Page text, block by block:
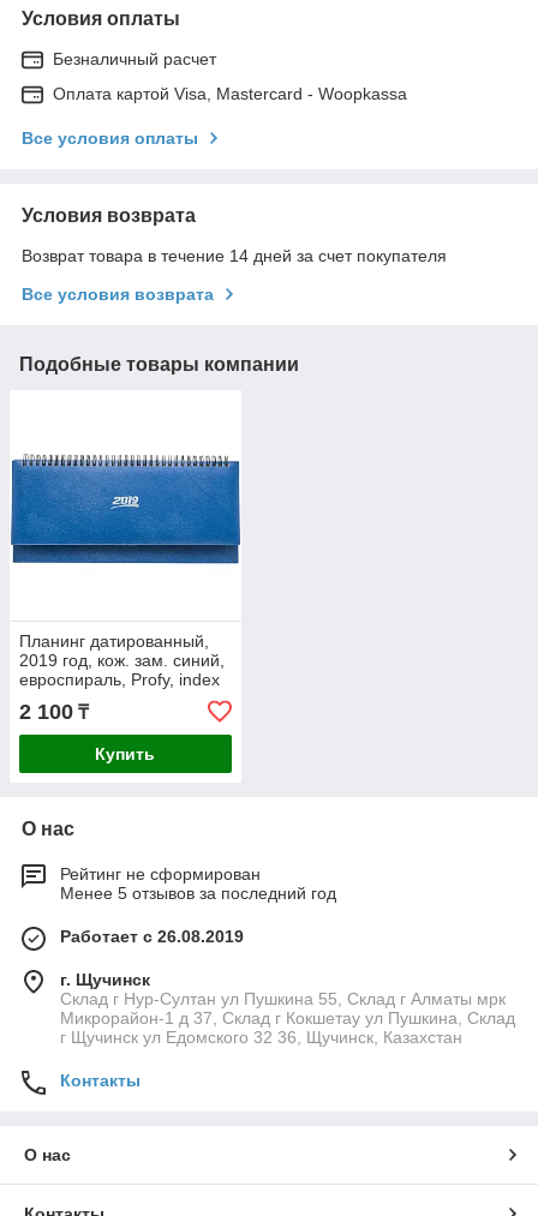
Условия оплаты
Безналичный расчет
Оплата картой Visa, Mastercard - Woopkassa
Все условия оплаты
Условия возврата
Возврат товара в течение 14 дней за счет покупателя
Все условия возврата
Подобные товары компании
Планинг датированный,
2019 год, кож. зам. синий,
евроспираль, Profy, index
2 100 ₸
Купить
О нас
Рейтинг не сформирован
Менее 5 отзывов за последний год
Работает с 26.08.2019
г. Щучинск
Склад г Нур-Султан ул Пушкина 55, Склад г Алматы мрк
Микрорайон-1 д 37, Склад г Кокшетау ул Пушкина, Склад
г Щучинск ул Едомского 32 36, Щучинск, Казахстан
Контакты
О нас